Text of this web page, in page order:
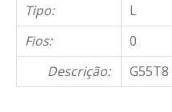
Tipo:
L
Fios:
0
Descrição:
G55T8